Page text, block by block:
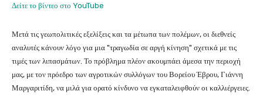
Δείτε το βίντεο στο YouTube
Μετά τις γεωπολιτικές εξελίξεις και τα μέτωπα των πολέμων, οι διεθνείς
αναλυτές κάνουν λόγο για μια "τραγωδία σε αργή κίνηση" σχετικά με τις
τιμές των λιπασμάτων. Το πρόβλημα πλέον ακουμπάει άμεσα την περιοχή
μας, με τον πρόεδρο των αγροτικών συλλόγων του Βορείου Έβρου, Γιάννη
Μαργαριτίδη, να μιλά για ορατό κίνδυνο να εγκαταλειφθούν οι καλλιέργειες.